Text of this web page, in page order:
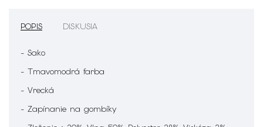
POPIS DISKUSIA
- Sako
- Tmavomodrá farba
- Vrecká
- Zapínanie na gombíky